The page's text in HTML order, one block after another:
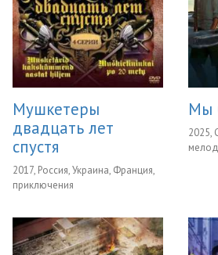
Мушкетеры
двадцать лет
спустя
2017, Россия, Украина, Франция,
приключения
Мы
2025,